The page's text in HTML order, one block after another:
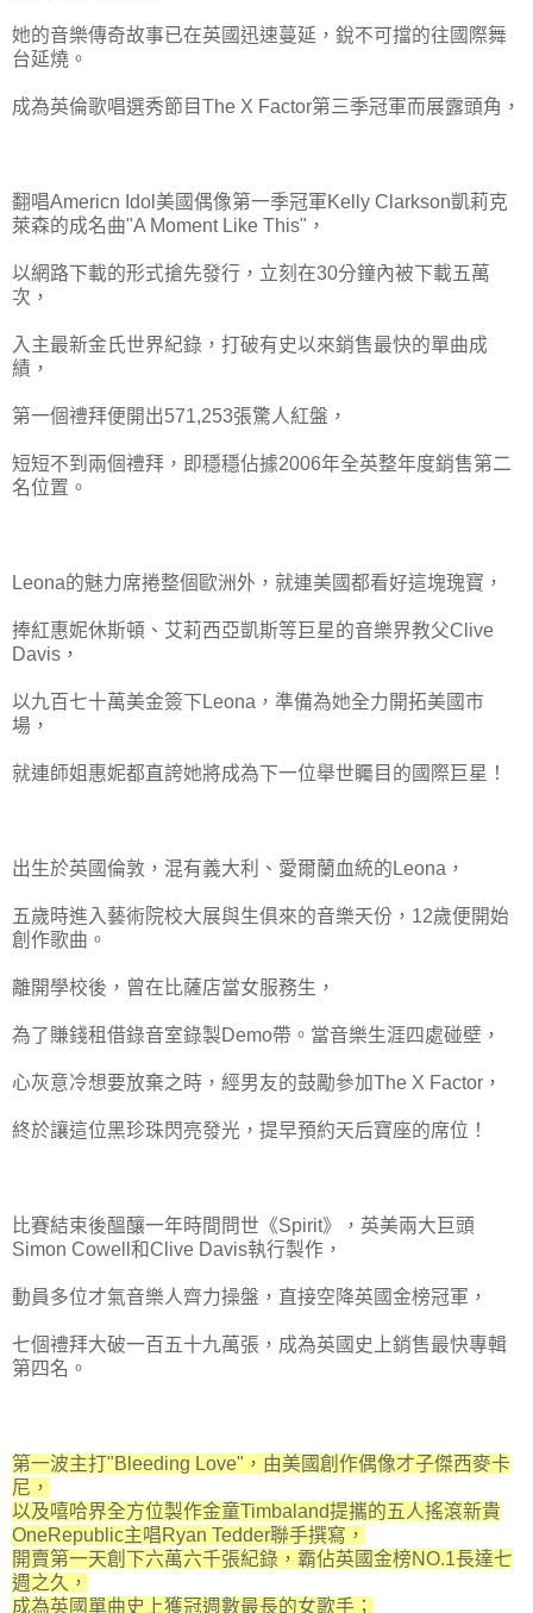
她的音樂傳奇故事已在英國迅速蔓延，銳不可擋的往國際舞
台延燒。
成為英倫歌唱選秀節目The X Factor第三季冠軍而展露頭角，
翻唱Americn Idol美國偶像第一季冠軍Kelly Clarkson凱莉克
萊森的成名曲"A Moment Like This"，
以網路下載的形式搶先發行，立刻在30分鐘內被下載五萬
次，
入主最新金氏世界紀錄，打破有史以來銷售最快的單曲成
績，
第一個禮拜便開出571,253張驚人紅盤，
短短不到兩個禮拜，即穩穩佔據2006年全英整年度銷售第二
名位置。
Leona的魅力席捲整個歐洲外，就連美國都看好這塊瑰寶，
捧紅惠妮休斯頓、艾莉西亞凱斯等巨星的音樂界教父Clive
Davis，
以九百七十萬美金簽下Leona，準備為她全力開拓美國市
場，
就連師姐惠妮都直誇她將成為下一位舉世矚目的國際巨星！
出生於英國倫敦，混有義大利、愛爾蘭血統的Leona，
五歲時進入藝術院校大展與生俱來的音樂天份，12歲便開始
創作歌曲。
離開學校後，曾在比薩店當女服務生，
為了賺錢租借錄音室錄製Demo帶。當音樂生涯四處碰壁，
心灰意冷想要放棄之時，經男友的鼓勵參加The X Factor，
終於讓這位黑珍珠閃亮發光，提早預約天后寶座的席位！
比賽結束後醞釀一年時間問世《Spirit》，英美兩大巨頭
Simon Cowell和Clive Davis執行製作，
動員多位才氣音樂人齊力操盤，直接空降英國金榜冠軍，
七個禮拜大破一百五十九萬張，成為英國史上銷售最快專輯
第四名。
第一波主打"Bleeding Love"，由美國創作偶像才子傑西麥卡
尼，
以及嘻哈界全方位製作金童Timbaland提攜的五人搖滾新貴
OneRepublic主唱Ryan Tedder聯手撰寫，
開賣第一天創下六萬六千張紀錄，霸佔英國金榜NO.1長達七
週之久，
成為英國單曲史上獲冠週數最長的女歌手；